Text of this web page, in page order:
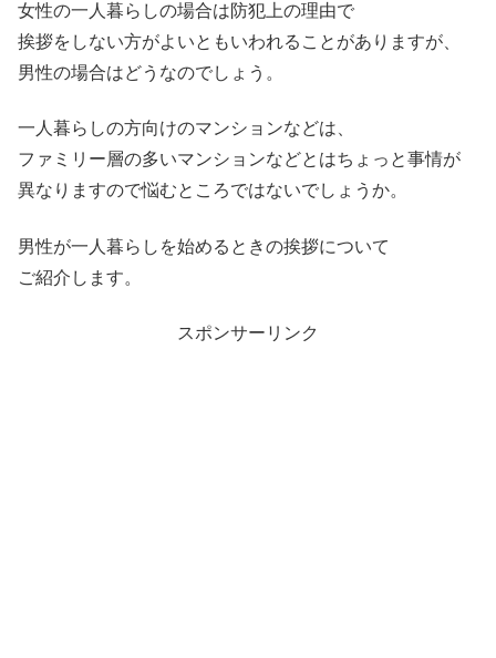
女性の一人暮らしの場合は防犯上の理由で
挨拶をしない方がよいともいわれることがありますが、
男性の場合はどうなのでしょう。
一人暮らしの方向けのマンションなどは、
ファミリー層の多いマンションなどとはちょっと事情が
異なりますので悩むところではないでしょうか。
男性が一人暮らしを始めるときの挨拶について
ご紹介します。
スポンサーリンク